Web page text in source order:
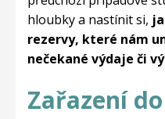
hloubky a nastínit si,
rezervy, které nám
nečekané výdaje či
Zařazení